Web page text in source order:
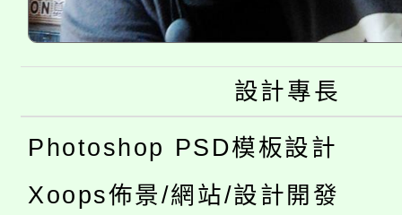
設計專長
Photoshop PSD模板設計
Xoops佈景/網站/設計開發